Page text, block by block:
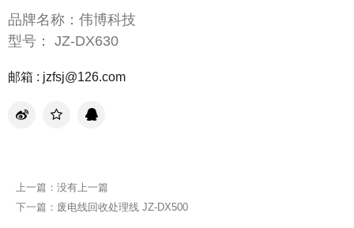
品牌名称：伟博科技
型号： JZ-DX630
邮箱 : jzfsj@126.com
上一篇：没有上一篇
下一篇：废电线回收处理线 JZ-DX500